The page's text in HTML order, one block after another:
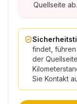
Quellseite ab.
findet,
der
Sie Kontakt